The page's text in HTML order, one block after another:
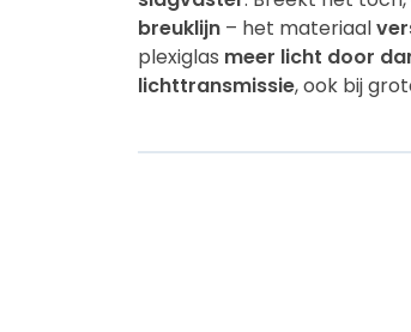
breuklijn – het materiaal
plexiglas meer licht door
lichttransmissie, ook bij